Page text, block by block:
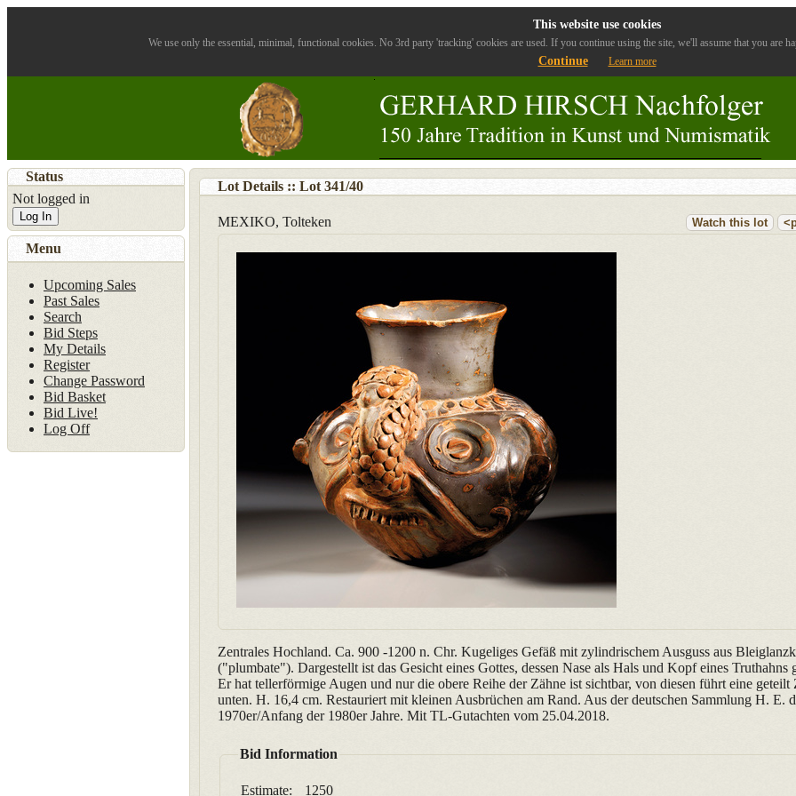
This website use cookies
We use only the essential, minimal, functional cookies. No 3rd party 'tracking' cookies are used. If you continue using the site, we'll assume that you are
Continue Learn more
Lot Details :: Lot 341/40
Watch this lot
MEXIKO, Tolteken
Zentrales Hochland. Ca. 900 -1200 n. Chr. Kugeliges Gefäß mit zylindrischem Ausguss aus
("plumbate"). Dargestellt ist das Gesicht eines Gottes, dessen Nase als Hals und Kopf eines Truthahns
Er hat tellerförmige Augen und nur die obere Reihe der Zähne ist sichtbar, von diesen führt eine geteilt
unten. H. 16,4 cm. Restauriert mit kleinen Ausbrüchen am Rand. Aus der deutschen Sammlung H. E.
1970er/Anfang der 1980er Jahre. Mit TL-Gutachten vom 25.04.2018.
Bid Information
Estimate: 1250
Status
Not logged in
Log In
Menu
Upcoming Sales
Past Sales
Search
Bid Steps
My Details
Register
Change Password
Bid Basket
Bid Live!
Log Off